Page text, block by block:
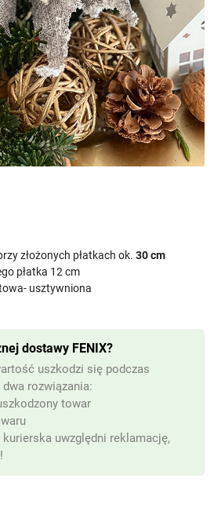
złożonych płatkach ok. 30 cm
płatka 12 cm
usztywniona
dostawy FENIX?
uszkodzi się podczas
rozwiązania:
towar
uwzględni reklamację,